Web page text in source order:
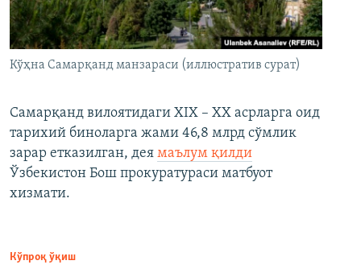
Кўҳна Самарқанд манзараси (иллюстратив сурат)
Самарқанд вилоятидаги XIX – XX асрларга оид
тарихий биноларга жами 46,8 млрд сўмлик
зарар етказилган, дея маълум қилди
Ўзбекистон Бош прокуратураси матбуот
хизмати.
Кўпроқ ўқиш